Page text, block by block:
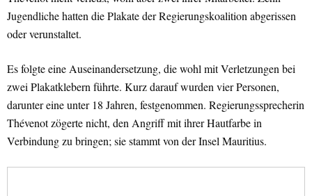
Jugendliche hatten die Plakate der Regierungskoalition abgerissen
oder verunstaltet.
Es folgte eine Auseinandersetzung, die wohl mit Verletzungen bei
zwei Plakatklebern führte. Kurz darauf wurden vier Personen,
darunter eine unter 18 Jahren, festgenommen. Regierungssprecherin
Thévenot zögerte nicht, den Angriff mit ihrer Hautfarbe in
Verbindung zu bringen; sie stammt von der Insel Mauritius.